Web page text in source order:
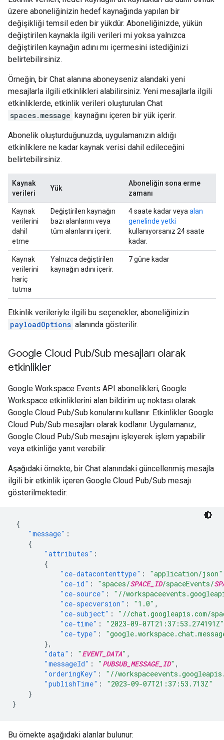
üzere aboneliğinizin hedef kaynağında yapılan bir
değişikliği temsil eden bir yükdür. Aboneliğinizde, yükün
değiştirilen kaynakla ilgili verileri mi yoksa yalnızca
değiştirilen kaynağın adını mı içermesini istediğinizi
belirtebilirsiniz.
Örneğin, bir Chat alanına aboneyseniz alandaki yeni
mesajlarla ilgili etkinlikleri alabilirsiniz. Yeni mesajlarla ilgili
etkinliklerde, etkinlik verileri oluşturulan Chat
spaces.message kaynağını içeren bir yük içerir.
Abonelik oluşturduğunuzda, uygulamanızın aldığı
etkinliklere ne kadar kaynak verisi dahil edileceğini
belirtebilirsiniz.
Kaynak
verileri
Yük
Aboneliğin sona erme
zamanı
Kaynak
verilerini
dahil
etme
Değiştirilen kaynağın
bazı alanlarını veya
tüm alanlarını içerir.
4 saate kadar veya alan
genelinde yetki
kullanıyorsanız 24 saate
kadar.
Kaynak
verilerini
hariç
tutma
Yalnızca değiştirilen
kaynağın adını içerir.
7 güne kadar
Etkinlik verileriyle ilgili bu seçenekler, aboneliğinizin
payloadOptions alanında gösterilir.
Google Cloud Pub/Sub mesajları olarak
etkinlikler
Google Workspace Events API abonelikleri, Google
Workspace etkinliklerini alan bildirim uç noktası olarak
Google Cloud Pub/Sub konularını kullanır. Etkinlikler Google
Cloud Pub/Sub mesajları olarak kodlanır. Uygulamanız,
Google Cloud Pub/Sub mesajını işleyerek işlem yapabilir
veya etkinliğe yanıt verebilir.
Aşağıdaki örnekte, bir Chat alanındaki güncellenmiş mesajla
ilgili bir etkinlik içeren Google Cloud Pub/Sub mesajı
gösterilmektedir:
{
"message" :
{
"attributes" :
{
"ce-datacontenttype" : "application/json"
"ce-id" : "spaces/SPACE_ID/spaceEvents/
"ce-source" :
"//
"ce-specversion" : "1.0" ,
"ce-subject" :
"//chat.googleapis.com/
"ce-time" :
"2023-09-07T21:37:53.274191Z"
"ce-type" :
},
"data" : " EVENT_DATA" ,
"messageId" : " PUBSUB_MESSAGE_ID" ,
"orderingKey" :
"//
"publishTime" :
"2023-09-07T21:37:53.713Z"
}
}
Bu örnekte aşağıdaki alanlar bulunur: